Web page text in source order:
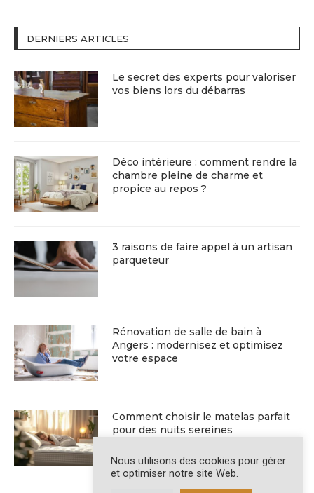
DERNIERS ARTICLES
Le secret des experts pour valoriser
vos biens lors du débarras
Déco intérieure : comment rendre la
chambre pleine de charme et
propice au repos ?
3 raisons de faire appel à un artisan
parqueteur
Rénovation de salle de bain à
Angers : modernisez et optimisez
votre espace
Comment choisir le matelas parfait
pour des nuits sereines
Nous utilisons des cookies pour gérer
et optimiser notre site Web.